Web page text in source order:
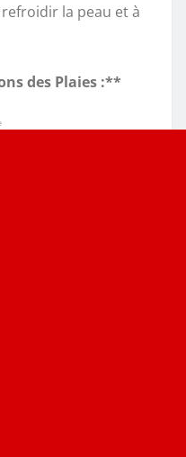
la peau et à
des Plaies :**